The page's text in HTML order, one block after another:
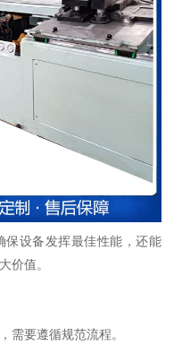
保设备发挥最佳性能，还能
价值。
需要遵循规范流程。